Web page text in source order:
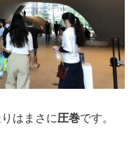
はまさに圧巻です。